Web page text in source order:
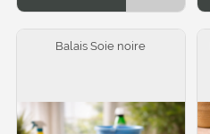
Balais Soie noire